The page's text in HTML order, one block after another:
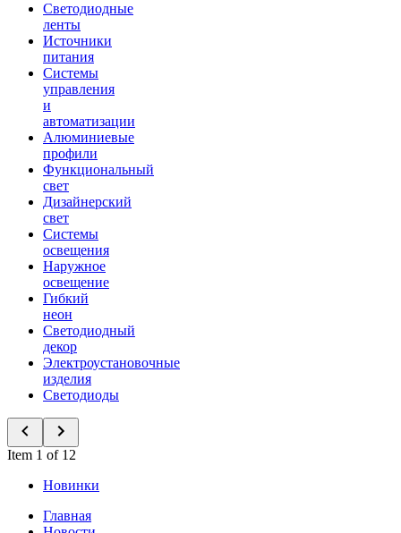
Светодиодные
ленты
Источники
питания
Системы
управления
и
автоматизации
Алюминиевые
профили
Функциональный
свет
Дизайнерский
свет
Системы
освещения
Наружное
освещение
Гибкий
неон
Светодиодный
декор
Электроустановочные
изделия
Светодиоды
Item 1 of 12
Новинки
Главная